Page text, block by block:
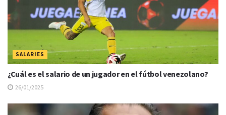
SALARIES
¿Cuál es el salario de un jugador en el fútbol venezolano?
26/01/2025